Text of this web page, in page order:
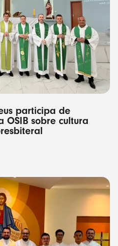
participa de
OSIB sobre cultura